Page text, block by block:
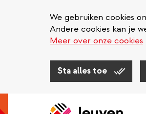
We gebruiken cookies
Andere cookies kan je
Meer over onze cookies
Sta alles toe